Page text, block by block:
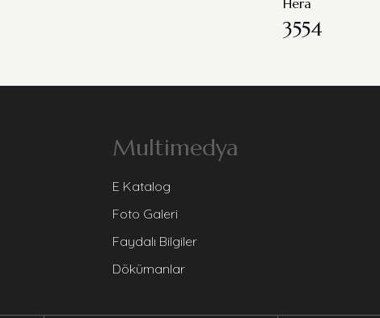
Hera
3554
Multimedya
E Katalog
Foto Galeri
Faydalı Bilgiler
Dökümanlar